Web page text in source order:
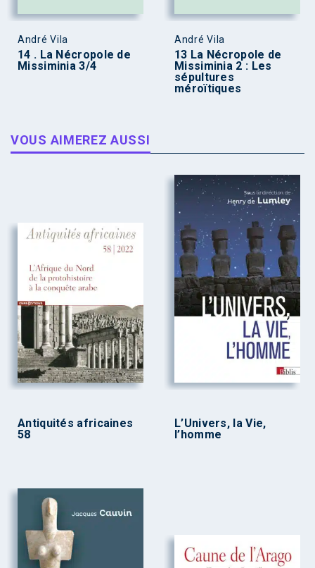
André Vila
14 . La Nécropole de
Missiminia 3/4
André Vila
13 La Nécropole de
Missiminia 2 : Les
sépultures
méroïtiques
VOUS AIMEREZ AUSSI
Antiquités africaines
58
L’Univers, la Vie,
l’homme